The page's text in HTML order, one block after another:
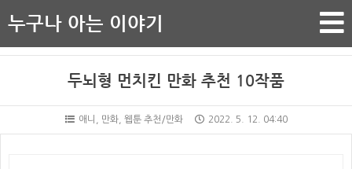
누구나 아는 이야기
두뇌형 먼치킨 만화 추천 10작품
애니, 만화, 웹툰 추천/만화 2022. 5. 12. 04:40